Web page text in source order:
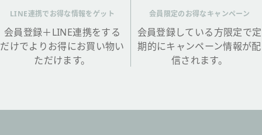
LINE連携でお得な情報をゲット
会員登録＋LINE連携をする
だけでよりお得にお買い物い
ただけます。
会員限定のお得なキャンペーン
会員登録している方限定で定
期的にキャンペーン情報が配
信されます。